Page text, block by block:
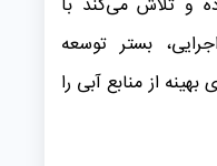
بستر توسعه
از منابع آبی را